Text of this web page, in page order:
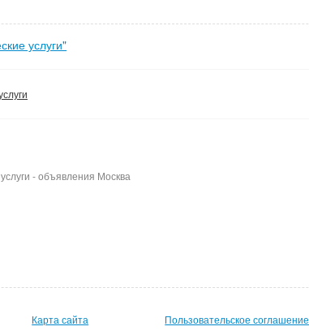
услуги"
- объявления Москва
Карта сайта Пользовательское соглашение